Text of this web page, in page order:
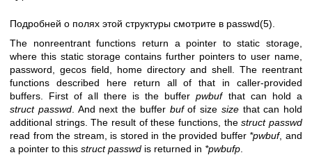
Подробней о полях этой структуры смотрите в passwd(5).
The nonreentrant functions return a pointer to static storage,
where this static storage contains further pointers to user name,
password, gecos field, home directory and shell. The reentrant
functions described here return all of that in caller-provided
buffers. First of all there is the bufferpwbufthat can hold a
struct passwd. And next the buffer bufof size sizethat can hold
additional strings. The result of these functions, thestruct passwd
read from the stream, is stored in the provided buffer *pwbuf, and
a pointer to this struct passwd is returned in *pwbufp